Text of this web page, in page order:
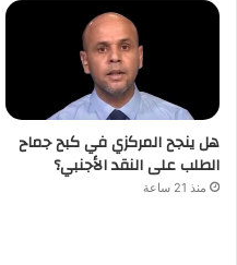
هل ينجح المركزي في كبح جماح
الطلب على النقد الأجنبي؟
منذ 21 ساعة